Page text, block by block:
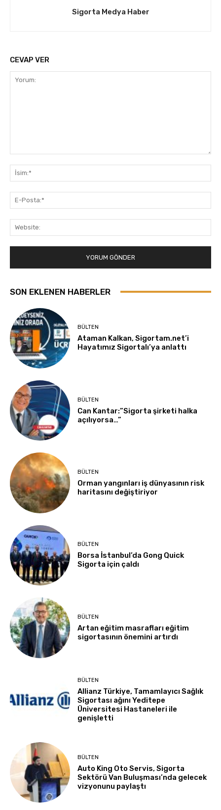
Sigorta Medya Haber
CEVAP VER
SON EKLENEN HABERLER
BÜLTEN
Ataman Kalkan, Sigortam.net’i
Hayatımız Sigortalı’ya anlattı
BÜLTEN
Can Kantar:”Sigorta şirketi halka
açılıyorsa…”
BÜLTEN
Orman yangınları iş dünyasının risk
haritasını değiştiriyor
BÜLTEN
Borsa İstanbul’da Gong Quick
Sigorta için çaldı
BÜLTEN
Artan eğitim masrafları eğitim
sigortasının önemini artırdı
BÜLTEN
Allianz Türkiye, Tamamlayıcı Sağlık
Sigortası ağını Yeditepe
Üniversitesi Hastaneleri ile
genişletti
BÜLTEN
Auto King Oto Servis, Sigorta
Sektörü Van Buluşması’nda gelecek
vizyonunu paylaştı